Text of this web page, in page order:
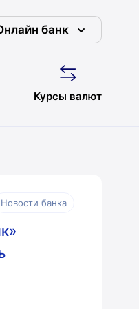
банк
Курсы валют
Новости банка